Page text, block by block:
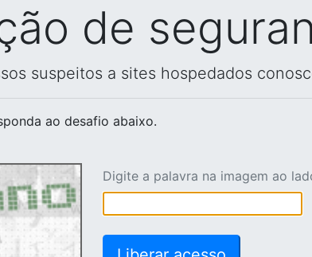
de
suspeitos a sites hospedados
ao desafio abaixo.
Digite a palavra na imagem ao